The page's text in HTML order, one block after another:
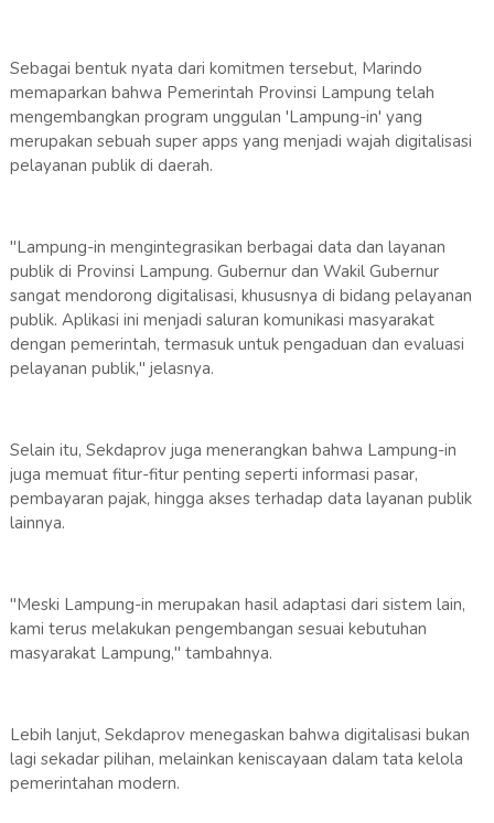
Sebagai bentuk nyata dari komitmen tersebut, Marindo
memaparkan bahwa Pemerintah Provinsi Lampung telah
mengembangkan program unggulan 'Lampung-in' yang
merupakan sebuah super apps yang menjadi wajah digitalisasi
pelayanan publik di daerah.
"Lampung-in mengintegrasikan berbagai data dan layanan
publik di Provinsi Lampung. Gubernur dan Wakil Gubernur
sangat mendorong digitalisasi, khususnya di bidang pelayanan
publik. Aplikasi ini menjadi saluran komunikasi masyarakat
dengan pemerintah, termasuk untuk pengaduan dan evaluasi
pelayanan publik," jelasnya.
Selain itu, Sekdaprov juga menerangkan bahwa Lampung-in
juga memuat fitur-fitur penting seperti informasi pasar,
pembayaran pajak, hingga akses terhadap data layanan publik
lainnya.
"Meski Lampung-in merupakan hasil adaptasi dari sistem lain,
kami terus melakukan pengembangan sesuai kebutuhan
masyarakat Lampung," tambahnya.
Lebih lanjut, Sekdaprov menegaskan bahwa digitalisasi bukan
lagi sekadar pilihan, melainkan keniscayaan dalam tata kelola
pemerintahan modern.